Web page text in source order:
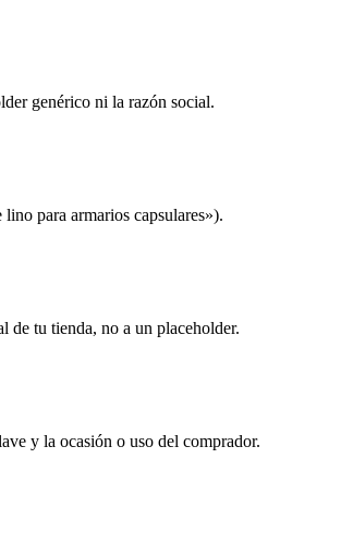
genérico ni la razón social.
para armarios capsulares»).
de tu tienda, no a un placeholder.
y la ocasión o uso del comprador.